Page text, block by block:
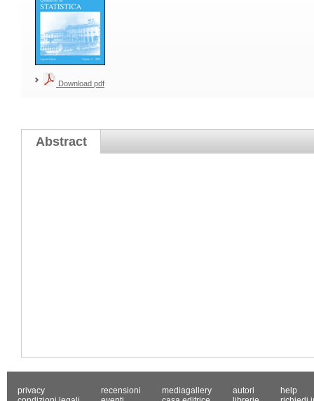
Download pdf
Abstract
privacy
recensioni
mediagallery
autori
help